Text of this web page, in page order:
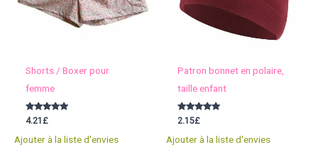
Shorts / Boxer pour
femme
Note
5.00
4.21 £
Ajouter à la liste d'envies
Patron bonnet en polaire,
taille enfant
Note
5.00
2.15£
Ajouter à la liste d'envies